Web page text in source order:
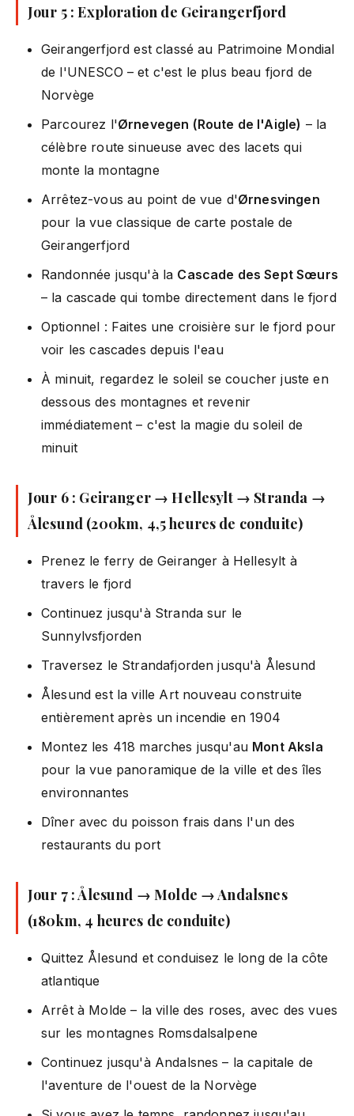
Jour 5 : Exploration de Geirangerfjord
Geirangerfjord est classé au Patrimoine Mondial
de l'UNESCO – et c'est le plus beau fjord de
Norvège
Parcourez l'Ørnevegen (Route de l'Aigle) – la
célèbre route sinueuse avec des lacets qui
monte la montagne
Arrêtez-vous au point de vue d'Ørnesvingen
pour la vue classique de carte postale de
Geirangerfjord
Randonnée jusqu'à la Cascade des Sept Sœurs
– la cascade qui tombe directement dans le fjord
Optionnel : Faites une croisière sur le fjord pour
voir les cascades depuis l'eau
À minuit, regardez le soleil se coucher juste en
dessous des montagnes et revenir
immédiatement – c'est la magie du soleil de
minuit
Jour 6 : Geiranger → Hellesylt → Stranda →
Ålesund (200km, 4,5 heures de conduite)
Prenez le ferry de Geiranger à Hellesylt à
travers le fjord
Continuez jusqu'à Stranda sur le
Sunnylvsfjorden
Traversez le Strandafjorden jusqu'à Ålesund
Ålesund est la ville Art nouveau construite
entièrement après un incendie en 1904
Montez les 418 marches jusqu'au Mont Aksla
pour la vue panoramique de la ville et des îles
environnantes
Dîner avec du poisson frais dans l'un des
restaurants du port
Jour 7 : Ålesund → Molde → Andalsnes
(180km, 4 heures de conduite)
Quittez Ålesund et conduisez le long de la côte
atlantique
Arrêt à Molde – la ville des roses, avec des vues
sur les montagnes Romsdalsalpene
Continuez jusqu'à Andalsnes – la capitale de
l'aventure de l'ouest de la Norvège